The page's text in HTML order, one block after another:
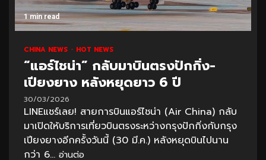
1 min read
CHINA NEWS HOT NEWS
“แอร์ไชน่า” กลับมาบินตรงปักกิ่ง-
เปียงยาง หลังหยุดยาว 6 ปี
30/03/2026
LINEแชร์เลย! สายการบินแอร์ไชน่า (Air China) กลับ
มาเปิดให้บริการเที่ยวบินตรงระหว่างกรุงปักกิ่งกับกรุง
เปียงยางอีกครั้งวันนี้ (30 มี.ค.) หลังหยุดบินไปนาน
กว่า 6... อ่านต่อ